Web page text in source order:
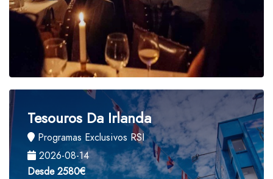
Tesouros Da Irlanda
Programas Exclusivos RSI
2026-08-14
Desde2580€